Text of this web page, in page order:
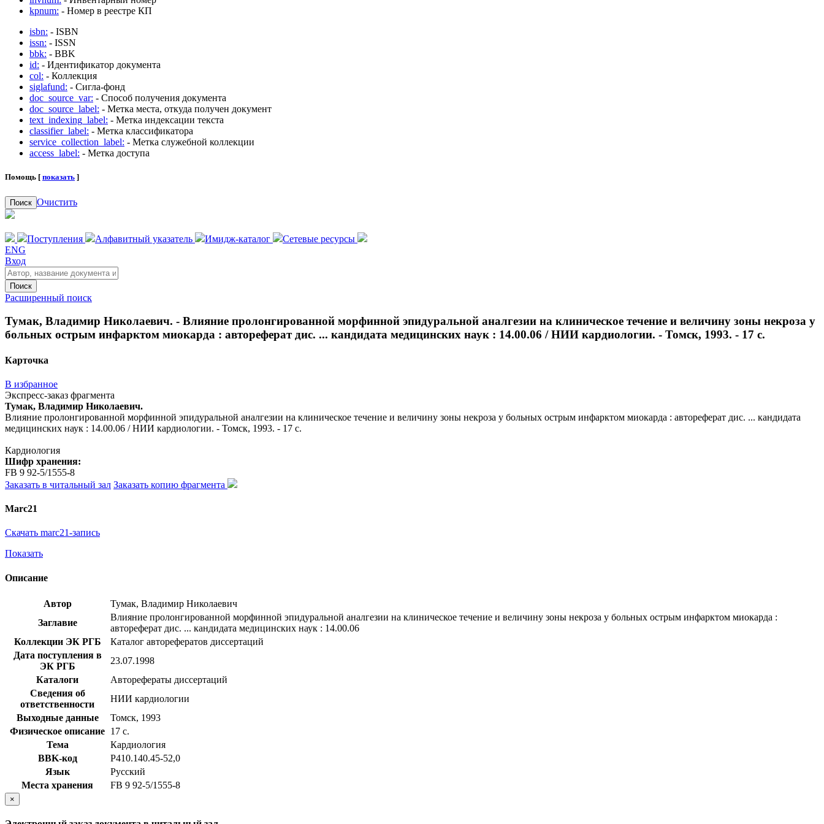
kpnum: - Номер в реестре КП
isbn: - ISBN
issn: - ISSN
bbk: - BBK
id: - Идентификатор документа
col: - Коллекция
siglafund: - Сигла-фонд
doc_source_var: - Способ получения документа
doc_source_label: - Метка места, откуда получен документ
text_indexing_label: - Метка индексации текста
classifier_label: - Метка классификатора
service_collection_label: - Метка служебной коллекции
access_label: - Метка доступа
Помощь [ показать ]
Поиск Очистить
Поступления Алфавитный указатель Имидж-каталог
Сетевые ресурсы
ENG
Вход
Поиск
Расширенный поиск
Тумак, Владимир Николаевич. - Влияние пролонгированной морфинной эпидуральной аналгезии на клиническое течение и величину зоны некроза у
больных острым инфарктом миокарда : автореферат дис. ... кандидата медицинских наук : 14.00.06 / НИИ кардиологии. - Томск, 1993. - 17 с.
Карточка
В избранное
Экспресс-заказ фрагмента
Тумак, Владимир Николаевич.
Влияние пролонгированной морфинной эпидуральной аналгезии на клиническое течение и величину зоны некроза у больных острым инфарктом миокарда : автореферат дис. ... кандидата
медицинских наук : 14.00.06 / НИИ кардиологии. - Томск, 1993. - 17 с.
Кардиология
Шифр хранения:
FB 9 92-5/1555-8
Заказать в читальный зал Заказать копию фрагмента
Marc21
Скачать marc21-запись
Показать
Описание
Автор
Тумак, Владимир Николаевич
Заглавие
Влияние пролонгированной морфинной эпидуральной аналгезии на клиническое течение и величину зоны некроза у больных острым инфарктом миокарда :
автореферат дис. ... кандидата медицинских наук : 14.00.06
Коллекции ЭК РГБ
Каталог авторефератов диссертаций
Дата поступления в
ЭК РГБ
23.07.1998
Каталоги
Авторефераты диссертаций
Сведения об
ответственности
НИИ кардиологии
Выходные данные
Томск, 1993
Физическое описание 17 с.
Тема
Кардиология
BBK-код
Р410.140.45-52,0
Язык
Русский
Места хранения
FB 9 92-5/1555-8
×